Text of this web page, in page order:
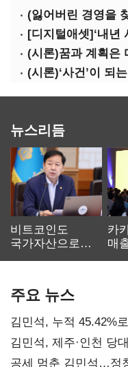
(시론)꿈과 계획은
(시론)‘사건’이 되
뉴스리듬
비트코인도
국가자산으로…'
카
매
주요 뉴스
김민석, 누적 45.42%
0.86%p(2보)
김민석, 제주·인천 당
공세 멈춘 김민석…정